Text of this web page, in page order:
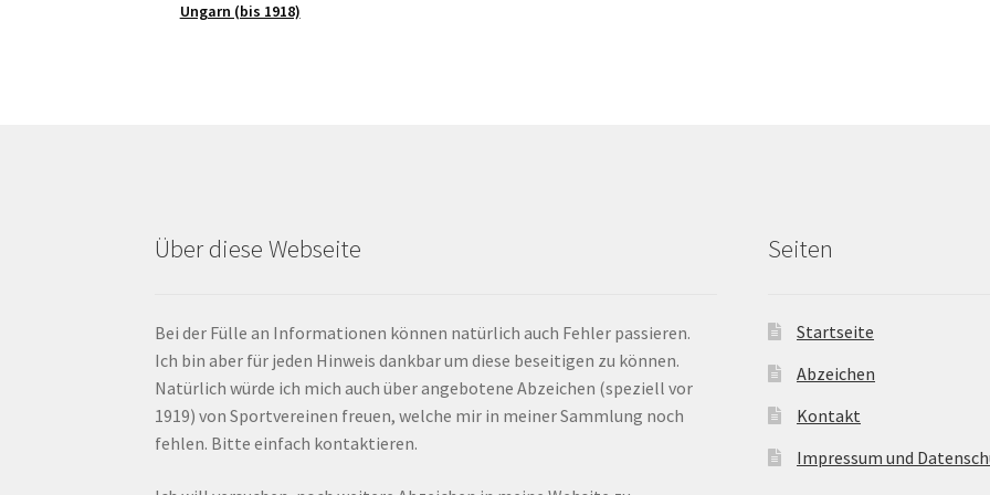
Ungarn (bis 1918)
Über diese Webseite
Bei der Fülle an Informationen können natürlich auch Fehler passieren.
Ich bin aber für jeden Hinweis dankbar um diese beseitigen zu können.
Natürlich würde ich mich auch über angebotene Abzeichen (speziell vor
1919) von Sportvereinen freuen, welche mir in meiner Sammlung noch
fehlen. Bitte einfach kontaktieren.
Seiten
Startseite
Abzeichen
Kontakt
Impressum und